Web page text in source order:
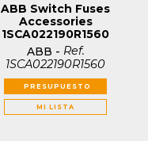
ABB Switch Fuses
Accessories
1SCA022190R1560
ABB - Ref.
1SCA022190R1560
PRESUPUESTO
MI LISTA